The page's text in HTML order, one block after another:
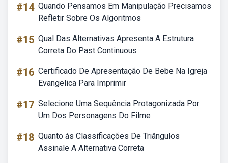
#14 Quando Pensamos Em Manipulação Precisamos
Refletir Sobre Os Algoritmos
#15 Qual Das Alternativas Apresenta A Estrutura
Correta Do Past Continuous
#16 Certificado De Apresentação De Bebe Na Igreja
Evangelica Para Imprimir
#17 Selecione Uma Sequência Protagonizada Por
Um Dos Personagens Do Filme
#18 Quanto às Classificações De Triângulos
Assinale A Alternativa Correta